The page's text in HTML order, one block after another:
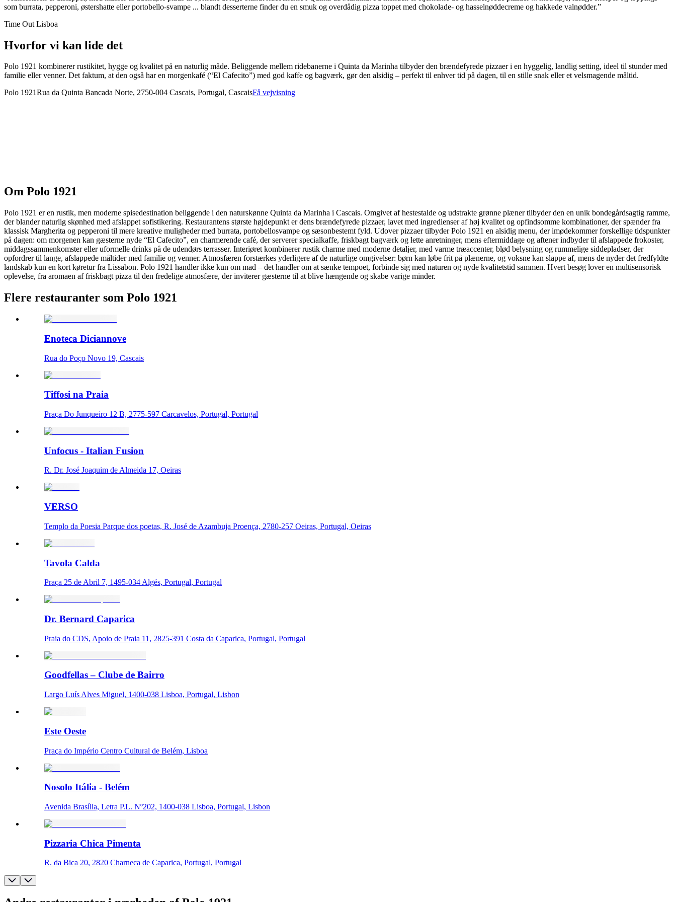
som burrata, pepperoni, østershatte eller portobello-svampe ... blandt desserterne finder du en smuk og overdådig pizza toppet med chokolade- og hasselnøddecreme og hakkede valnødder.
Time Out Lisboa
Hvorfor vi kan lide det
Polo 1921 kombinerer rustikitet, hygge og kvalitet på en naturlig måde. Beliggende mellem ridebanerne i Quinta da Marinha tilbyder den brændefyrede pizzaer i en hyggelig, landlig setting, ideel til stunder med
familie eller venner. Det faktum, at den også har en morgenkafé (“El Cafecito”) med god kaffe og bagværk, gør den alsidig – perfekt til enhver tid på dagen, til en stille snak eller et velsmagende måltid.
Polo 1921Rua da Quinta Bancada Norte, 2750-004 Cascais, Portugal, CascaisFå vejvisning
Om Polo 1921
Polo 1921 er en rustik, men moderne spisedestination beliggende i den naturskønne Quinta da Marinha i Cascais. Omgivet af hestestalde og udstrakte grønne plæner tilbyder den en unik bondegårdsagtig ramme,
der blander naturlig skønhed med afslappet sofistikering. Restaurantens største højdepunkt er dens brændefyrede pizzaer, lavet med ingredienser af høj kvalitet og opfindsomme kombinationer, der spænder fra
klassisk Margherita og pepperoni til mere kreative muligheder med burrata, portobellosvampe og sæsonbestemt fyld. Udover pizzaer tilbyder Polo 1921 en alsidig menu, der imødekommer forskellige tidspunkter
på dagen: om morgenen kan gæsterne nyde “El Cafecito”, en charmerende café, der serverer specialkaffe, friskbagt bagværk og lette anretninger, mens eftermiddage og aftener indbyder til afslappede frokoster,
middagssammenkomster eller uformelle drinks på de udendørs terrasser. Interiøret kombinerer rustik charme med moderne detaljer, med varme træaccenter, blød belysning og rummelige siddepladser, der
opfordrer til lange, afslappede måltider med familie og venner. Atmosfæren forstærkes yderligere af de naturlige omgivelser: børn kan løbe frit på plænerne, og voksne kan slappe af, mens de nyder det fredfyldte
landskab kun en kort køretur fra Lissabon. Polo 1921 handler ikke kun om mad – det handler om at sænke tempoet, forbinde sig med naturen og nyde kvalitetstid sammen. Hvert besøg lover en multisensorisk
oplevelse, fra aromaen af friskbagt pizza til den fredelige atmosfære, der inviterer gæsterne til at blive hængende og skabe varige minder.
Flere restauranter som Polo 1921
Enoteca Diciannove
Rua do Poço Novo 19, Cascais
Tiffosi na Praia
Praça Do Junqueiro 12 B, 2775-597 Carcavelos, Portugal, Portugal
Unfocus - Italian Fusion
R. Dr. José Joaquim de Almeida 17, Oeiras
VERSO
Templo da Poesia Parque dos poetas, R. José de Azambuja Proença, 2780-257 Oeiras, Portugal, Oeiras
Tavola Calda
Praça 25 de Abril 7, 1495-034 Algés, Portugal, Portugal
Dr. Bernard Caparica
Praia do CDS, Apoio de Praia 11, 2825-391 Costa da Caparica, Portugal, Portugal
Goodfellas – Clube de Bairro
Largo Luís Alves Miguel, 1400-038 Lisboa, Portugal, Lisbon
Este Oeste
Praça do Império Centro Cultural de Belém, Lisboa
Nosolo Itália - Belém
Avenida Brasília, Letra P.L. Nº202, 1400-038 Lisboa, Portugal, Lisbon
Pizzaria Chica Pimenta
R. da Bica 20, 2820 Charneca de Caparica, Portugal, Portugal